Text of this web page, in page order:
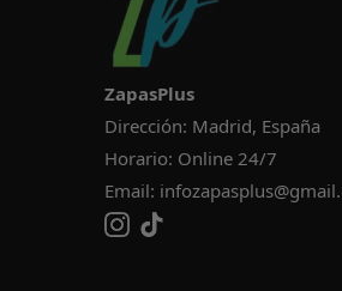
ZapasPlus
Dirección: Madrid, España
Horario: Online 24/7
Email: